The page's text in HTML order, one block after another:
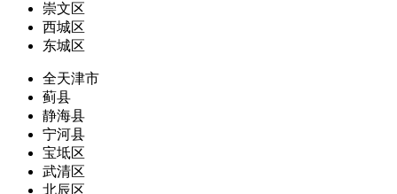
崇文区
西城区
东城区
全天津市
蓟县
静海县
宁河县
宝坻区
武清区
北辰区